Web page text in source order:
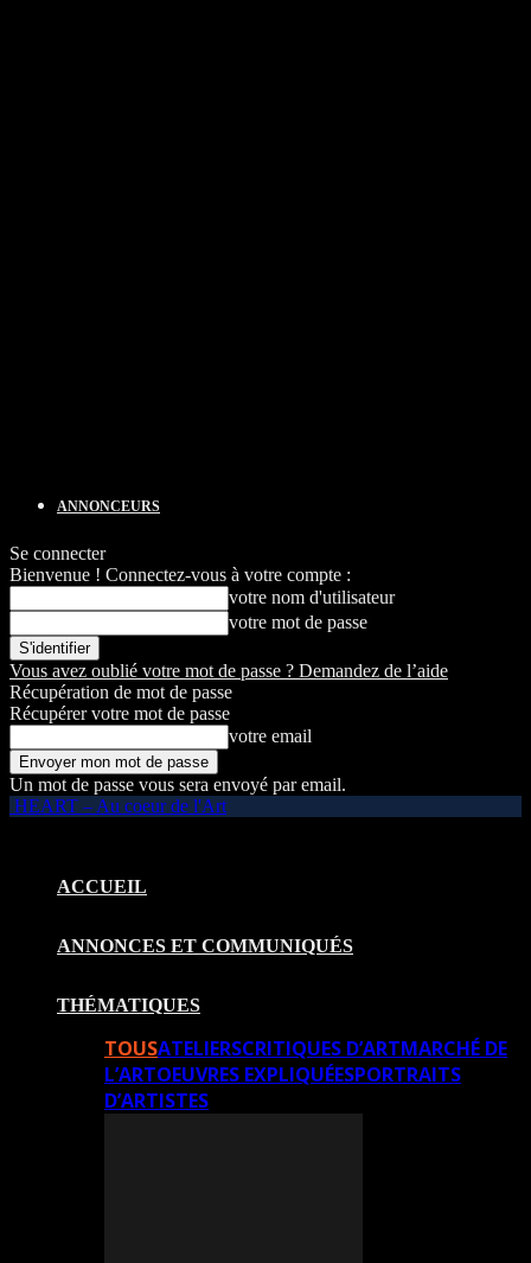
ANNONCEURS
Se connecter
Bienvenue ! Connectez-vous à votre compte :
votre nom d'utilisateur
votre mot de passe
Vous avez oublié votre mot de passe ? Demandez de l’aide
Récupération de mot de passe
Récupérer votre mot de passe
votre email
Un mot de passe vous sera envoyé par email.
HEART – Au coeur de l'Art
ACCUEIL
ANNONCES ET COMMUNIQUÉS
THÉMATIQUES
TOUSATELIERSCRITIQUES D’ARTMARCHÉ DE
L’ARTOEUVRES EXPLIQUÉESPORTRAITS
D’ARTISTES